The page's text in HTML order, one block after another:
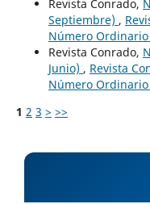
Revista Conrado,
Septiembre) ,
Número
Revista Conrado,
Junio) , Revista
Número
1 2 3 > >>